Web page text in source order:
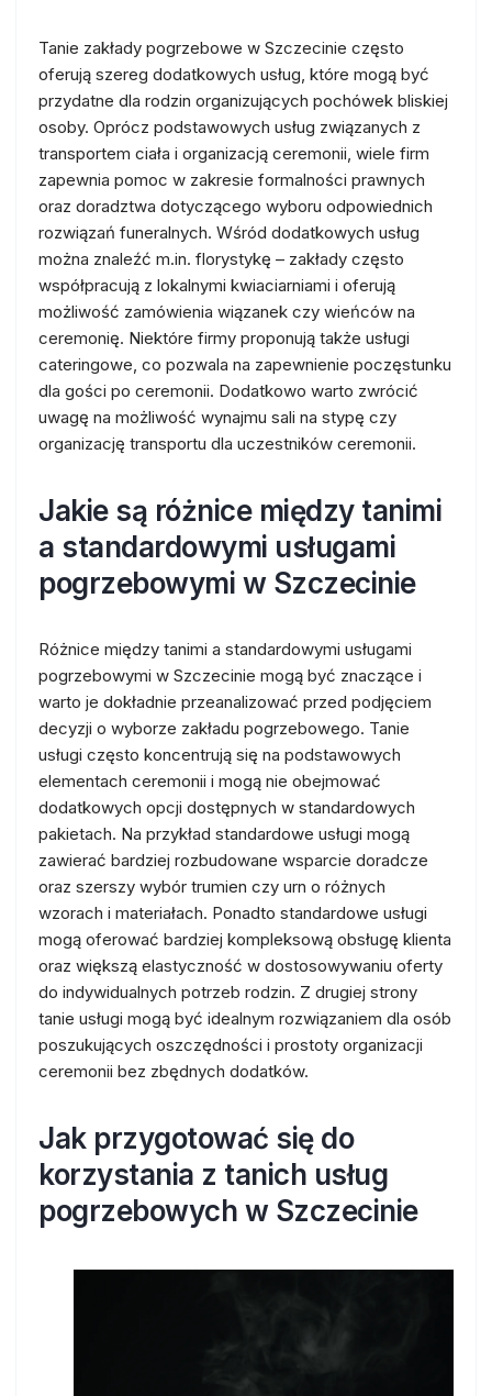
Tanie zakłady pogrzebowe w Szczecinie często
oferują szereg dodatkowych usług, które mogą być
przydatne dla rodzin organizujących pochówek bliskiej
osoby. Oprócz podstawowych usług związanych z
transportem ciała i organizacją ceremonii, wiele firm
zapewnia pomoc w zakresie formalności prawnych
oraz doradztwa dotyczącego wyboru odpowiednich
rozwiązań funeralnych. Wśród dodatkowych usług
można znaleźć m.in. florystykę – zakłady często
współpracują z lokalnymi kwiaciarniami i oferują
możliwość zamówienia wiązanek czy wieńców na
ceremonię. Niektóre firmy proponują także usługi
cateringowe, co pozwala na zapewnienie poczęstunku
dla gości po ceremonii. Dodatkowo warto zwrócić
uwagę na możliwość wynajmu sali na stypę czy
organizację transportu dla uczestników ceremonii.
Jakie są różnice między tanimi
a standardowymi usługami
pogrzebowymi w Szczecinie
Różnice między tanimi a standardowymi usługami
pogrzebowymi w Szczecinie mogą być znaczące i
warto je dokładnie przeanalizować przed podjęciem
decyzji o wyborze zakładu pogrzebowego. Tanie
usługi często koncentrują się na podstawowych
elementach ceremonii i mogą nie obejmować
dodatkowych opcji dostępnych w standardowych
pakietach. Na przykład standardowe usługi mogą
zawierać bardziej rozbudowane wsparcie doradcze
oraz szerszy wybór trumien czy urn o różnych
wzorach i materiałach. Ponadto standardowe usługi
mogą oferować bardziej kompleksową obsługę klienta
oraz większą elastyczność w dostosowywaniu oferty
do indywidualnych potrzeb rodzin. Z drugiej strony
tanie usługi mogą być idealnym rozwiązaniem dla osób
poszukujących oszczędności i prostoty organizacji
ceremonii bez zbędnych dodatków.
Jak przygotować się do
korzystania z tanich usług
pogrzebowych w Szczecinie